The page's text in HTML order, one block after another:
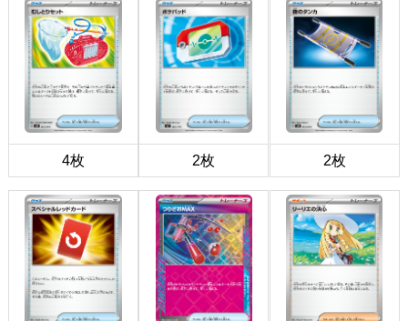
4枚 2枚 2枚